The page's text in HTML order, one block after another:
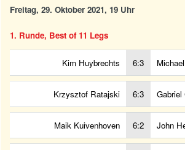
Freitag, 29. Oktober 2021, 19 Uhr
1. Runde, Best of 11 Legs
Kim Huybrechts 6:3
Krzysztof Ratajski 6:3 Gabriel
Maik Kuivenhoven 6:2 John